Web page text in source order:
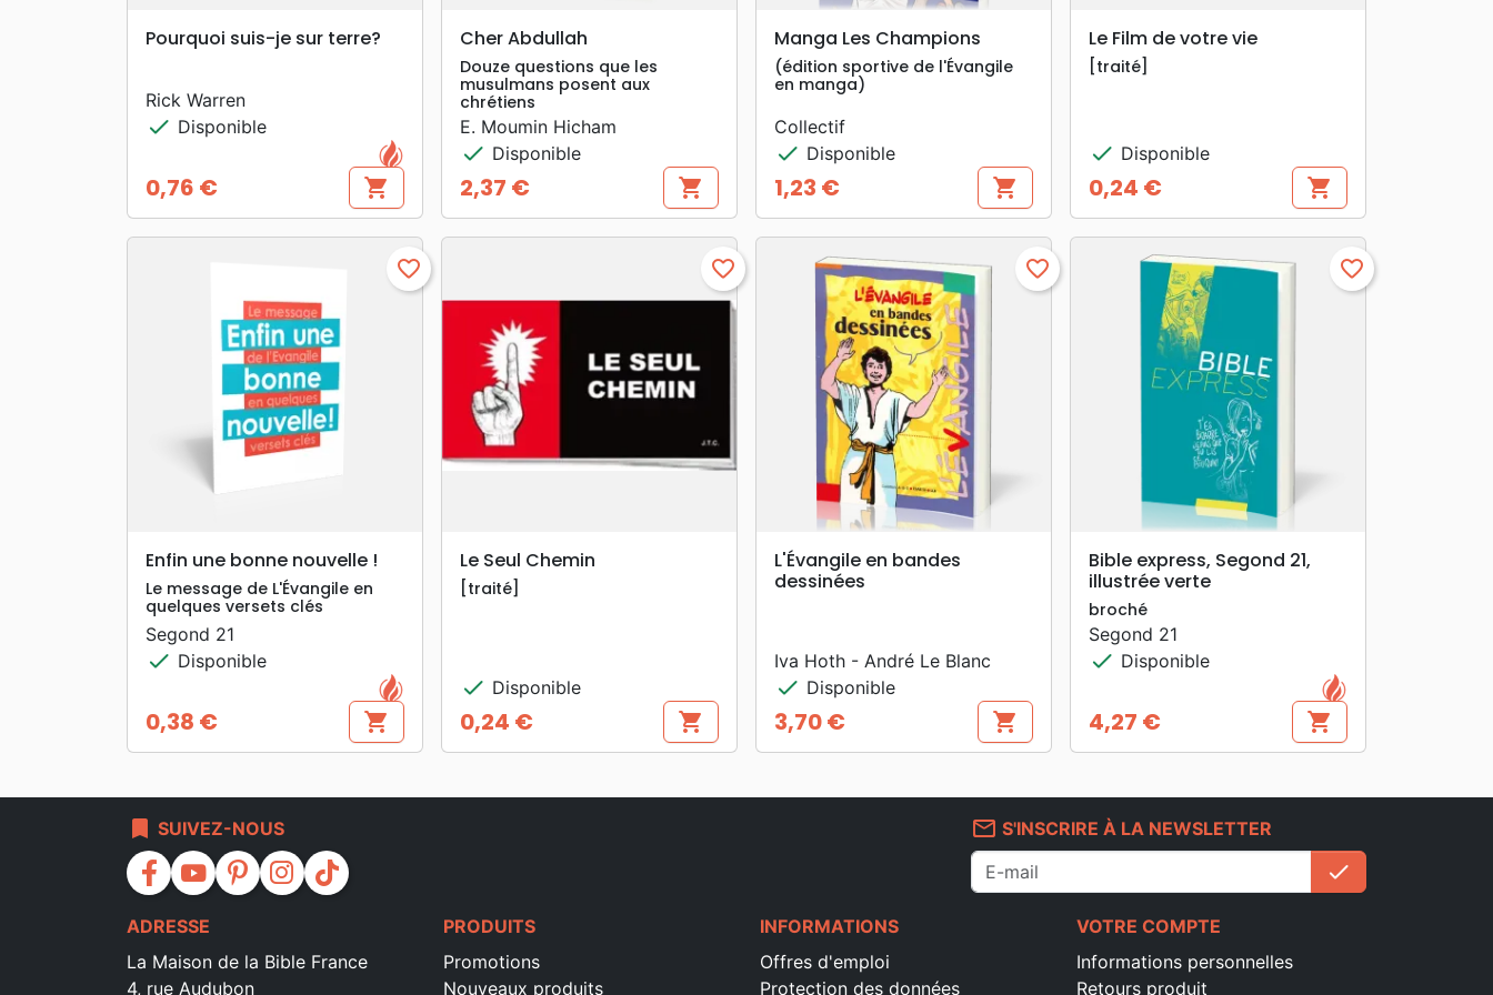
search APERÇU RAPIDE
Pourquoi suis-je sur terre?
Rick Warren
check Disponible
Prix
0,76 € shopping_cart
search APERÇU RAPIDE
Cher Abdullah
Douze questions que les
musulmans posent aux
chrétiens
E. Moumin Hicham
check Disponible
Prix
2,37 € shopping_cart
searchAPERÇU RAPIDE
Manga Les Champions
(édition sportive de l'Évangile
en manga)
Collectif
check Disponible
Prix
1,23 € shopping_cart
searchAPERÇU RAPIDE
Le Film de votre vie
[traité]
check Disponible
Prix
0,24 € shopping_cart
search APERÇU RAPIDE
favorite_border
Enfin une bonne nouvelle !
Le message de L'Évangile en
quelques versets clés
Segond 21
check Disponible
Prix
0,38 € shopping_cart
searchAPERÇU RAPIDE
favorite_border
Le Seul Chemin
[traité]
check Disponible
Prix
0,24 € shopping_cart
searchAPERÇU RAPIDE
favorite_border
L'Évangile en bandes
dessinées
Iva Hoth - André Le Blanc
check Disponible
Prix
3,70 € shopping_cart
search APERÇU RAPIDE
favorite_border
Bible express, Segond 21,
illustrée verte
broché
Segond 21
check Disponible
Prix
4,27 € shopping_cart
bookmark SUIVEZ-NOUS
facebook youtube pinterest instagram tiktok
mail_outline S'INSCRIRE À LA NEWSLETTER
check
ADRESSE
La Maison de la Bible France
4, rue Audubon
PRODUITS
Promotions
Nouveaux produits
INFORMATIONS
Offres d'emploi
Protection des données
VOTRE COMPTE
Informations personnelles
Retours produit